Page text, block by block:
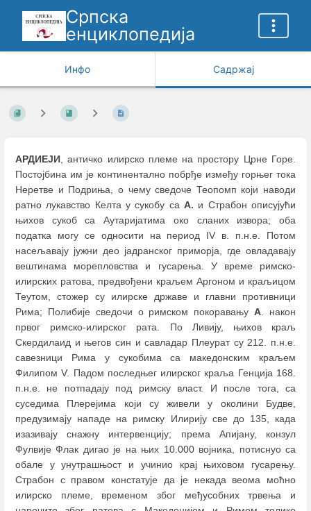
Српска
енциклопедија
Инфо Садржај
АРДИЕЈИ, античко илирско племе на простору Црне Горе.
Постојбина им је континентално побрђе између горњег тока
Неретве и Подриња, о чему сведоче Теопомп који наводи
ратно лукавство Келта у сукобу са А. и Страбон описујући
њихов сукоб са Аутаријатима око сланих извора; оба
податка могу се односити на период IV в. п.н.е. Потом
насељавају јужни део јадранског приморја, где овладавају
вештинама морепловства и гусарења. У време римско-
илирских ратова, предвођени краљем Аргоном и краљицом
Теутом, стожер су илирске државе и главни противници
Рима; Полибије сведочи о римском покоравањуА. након
првог римско-илирског рата. По Ливију, њихов краљ
Скердилаид и његов син и савладар Плеурат су 212. п.н.е.
савезници Рима у сукобима са македонским краљем
Филипом V. Падом последњег илирског краља Генција 168.
п.н.е. не потпадају под римску власт. И после тога, са
суседима Плерејима који су живели у околини Будве,
предузимају нападе на римску Илирију све до 135, када
изазивају снажну интервенцију; према Апијану, конзул
Фулвије Флак дигао је на њих 10.000 војника, потиснуо са
обале у унутрашњост и учинио крај њиховом гусарењу.
Страбон с правом констатује да је некада веома моћно
илирско племе, временом због међусобних трвења и